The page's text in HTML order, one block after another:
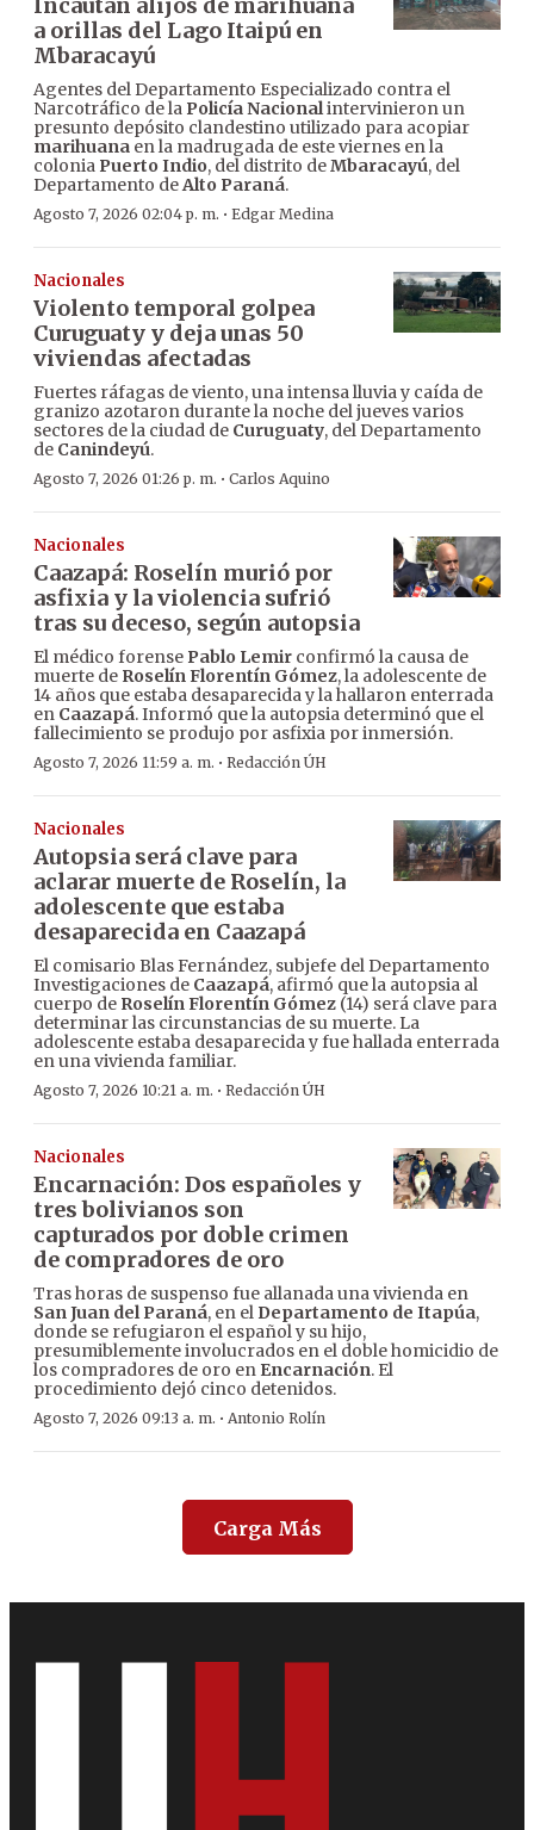
Incautan alijos de marihuana
a orillas del Lago Itaipú en
Mbaracayú
Agentes del Departamento Especializado contra el
Narcotráfico de la Policía Nacionalintervinieron un
presunto depósito clandestino utilizado para acopiar
marihuana en la madrugada de este viernes en la
colonia Puerto Indio, del distrito deMbaracayú, del
Departamento deAlto Paraná.
Agosto 7, 2026 02:04 p. m. · Edgar Medina
Nacionales
Violento temporal golpea
Curuguaty y deja unas 50
viviendas afectadas
Fuertes ráfagas de viento, una intensa lluvia y caída de
granizo azotaron durante la noche del jueves varios
sectores de la ciudad de Curuguaty, del Departamento
de Canindeyú.
Agosto 7, 2026 01:26 p. m. · Carlos Aquino
Nacionales
Caazapá: Roselín murió por
asfixia y la violencia sufrió
tras su deceso, según autopsia
El médico forense Pablo Lemir confirmó la causa de
muerte de Roselín Florentín Gómez, la adolescente de
14 años que estaba desaparecida y la hallaron enterrada
en Caazapá. Informó que la autopsia determinó que el
fallecimiento se produjo por asfixia por inmersión.
Agosto 7, 2026 11:59 a. m. · Redacción ÚH
Nacionales
Autopsia será clave para
aclarar muerte de Roselín, la
adolescente que estaba
desaparecida en Caazapá
El comisario Blas Fernández, subjefe del Departamento
Investigaciones de Caazapá, afirmó que la autopsia al
cuerpo de Roselín Florentín Gómez (14) será clave para
determinar las circunstancias de su muerte. La
adolescente estaba desaparecida y fue hallada enterrada
en una vivienda familiar.
Agosto 7, 2026 10:21 a. m. · Redacción ÚH
Nacionales
Encarnación: Dos españoles y
tres bolivianos son
capturados por doble crimen
de compradores de oro
Tras horas de suspenso fue allanada una vivienda en
San Juan del Paraná, en el Departamento de Itapúa,
donde se refugiaron el español y su hijo,
presumiblemente involucrados en el doble homicidio de
los compradores de oro en Encarnación. El
procedimiento dejó cinco detenidos.
Agosto 7, 2026 09:13 a. m. · Antonio Rolín
Carga Más